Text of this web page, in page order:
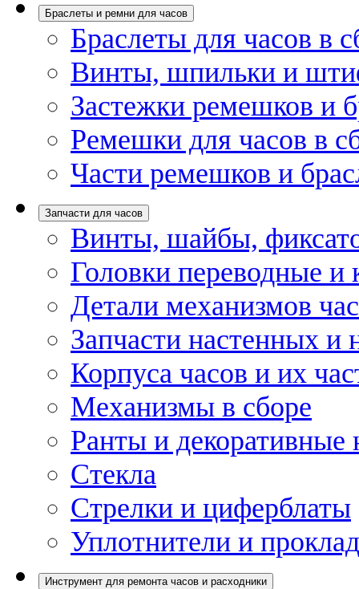
Браслеты и ремни для часов
Браслеты для часов в
Винты, шпильки и
Застежки ремешков и
Ремешки для часов в
Части ремешков и
Запчасти для часов
Винты, шайбы,
Головки переводные и
Детали механизмов
Запчасти настенных и
Корпуса часов и их
Механизмы в сборе
Ранты и декоративные
Стекла
Стрелки и циферблаты
Уплотнители и
Инструмент для ремонта часов и расходники